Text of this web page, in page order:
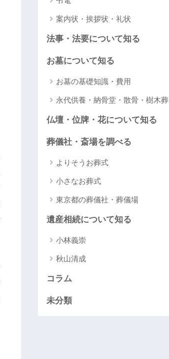
案内状・挨拶状・礼状
法事・法要について知る
お墓について知る
お墓の基礎知識・費用
永代供養・納骨堂・散骨・樹木葬
仏壇・位牌・花について知る
葬儀社・斎場を調べる
よりそうお葬式
小さなお葬式
東京都の葬儀社・葬儀場
遺産相続について知る
小林義崇
秋山清成
コラム
未分類